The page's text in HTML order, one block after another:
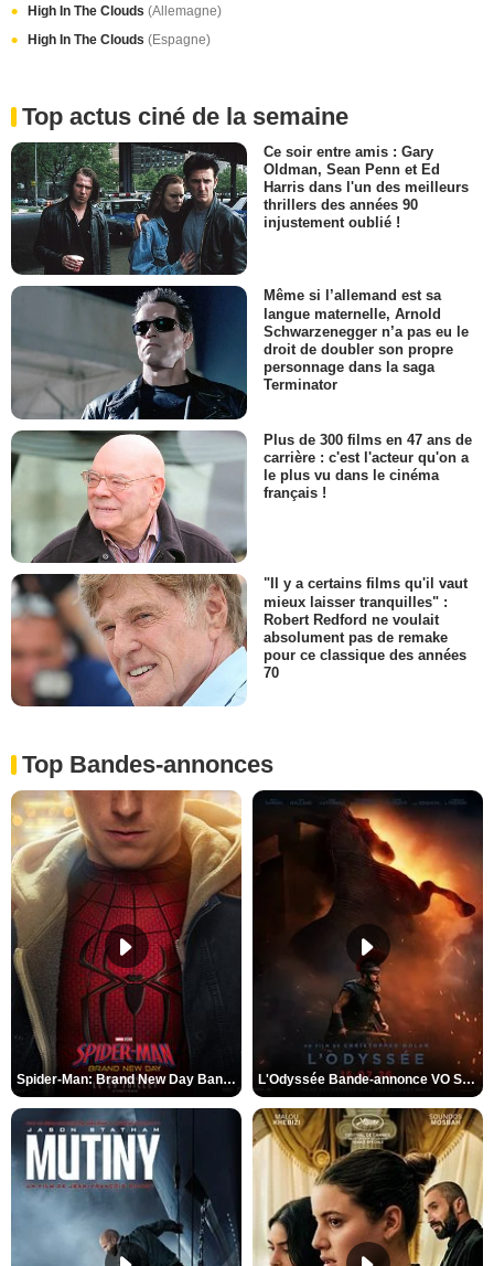
High In The Clouds (Allemagne)
High In The Clouds (Espagne)
Top actus ciné de la semaine
Ce soir entre amis : Gary
Oldman, Sean Penn et Ed
Harris dans l'un des meilleurs
thrillers des années 90
injustement oublié !
Même si l’allemand est sa
langue maternelle, Arnold
Schwarzenegger n’a pas eu le
droit de doubler son propre
personnage dans la saga
Terminator
Plus de 300 films en 47 ans de
carrière : c'est l'acteur qu'on a
le plus vu dans le cinéma
français !
"Il y a certains films qu'il vaut
mieux laisser tranquilles" :
Robert Redford ne voulait
absolument pas de remake
pour ce classique des années
70
Top Bandes-annonces
Spider-Man: Brand New Day Bande-annonce VO STFR L'Odyssée Bande-annonce VO STFR